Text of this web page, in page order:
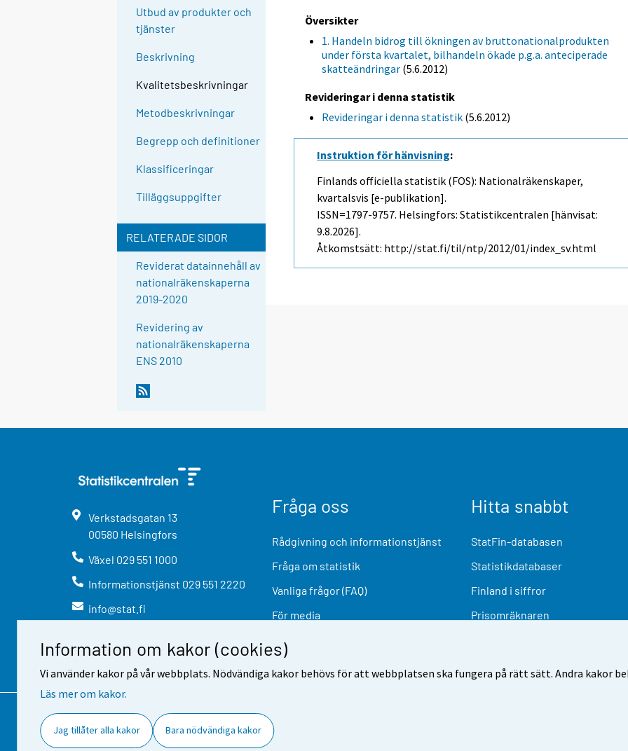
Information om kakor (cookies)
Vi använder kakor på vår webbplats. Nödvändiga kakor behövs för att webbplatsen ska fungera på rätt sätt. Andra kakor
Läs mer om kakor.
Jag tillåter alla kakor Bara nödvändiga kakor
Utbud av produkter och
tjänster
Beskrivning
Kvalitetsbeskrivningar
Metodbeskrivningar
Begrepp och definitioner
Klassificeringar
Tilläggsuppgifter
RELATERADE SIDOR
Reviderat datainnehåll av
nationalräkenskaperna
2019-2020
Revidering av
nationalräkenskaperna
ENS 2010
Översikter
1. Handeln bidrog till ökningen av bruttonationalprodukten
under första kvartalet, bilhandeln ökade p.g.a. anteciperade
skatteändringar (5.6.2012)
Revideringar i denna statistik
Revideringar i denna statistik (5.6.2012)
Instruktion för hänvisning:
Finlands officiella statistik (FOS): Nationalräkenskaper,
kvartalsvis [e-publikation].
ISSN=1797-9757. Helsingfors: Statistikcentralen [hänvisat:
9.8.2026].
Åtkomstsätt: http://stat.fi/til/ntp/2012/01/index_sv.html
Verkstadsgatan 13
00580 Helsingfors
Växel 029 551 1000
Informationstjänst 029 551 2220
info@stat.fi
Fråga oss
Rådgivning och informationstjänst
Fråga om statistik
Vanliga frågor (FAQ)
För media
Hitta snabbt
StatFin-databasen
Statistikdatabaser
Finland i siffror
Prisomräknaren
Kontaktinformation Respons